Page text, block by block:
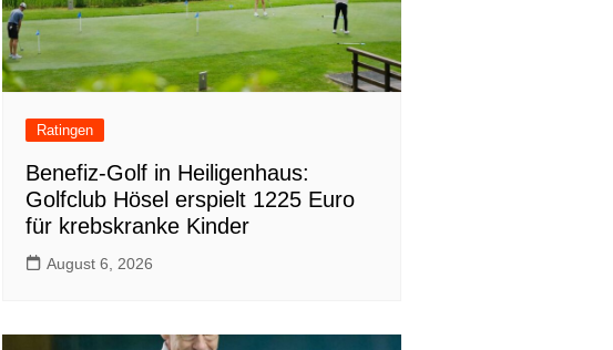
Ratingen
Benefiz-Golf in Heiligenhaus:
Golfclub Hösel erspielt 1225 Euro
für krebskranke Kinder
August 6, 2026